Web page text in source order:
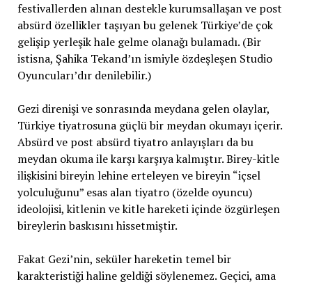
festivallerden alınan destekle kurumsallaşan ve post
absürd özellikler taşıyan bu gelenek Türkiye’de çok
gelişip yerleşik hale gelme olanağı bulamadı. (Bir
istisna, Şahika Tekand’ın ismiyle özdeşleşen Studio
Oyuncuları’dır denilebilir.)
Gezi direnişi ve sonrasında meydana gelen olaylar,
Türkiye tiyatrosuna güçlü bir meydan okumayı içerir.
Absürd ve post absürd tiyatro anlayışları da bu
meydan okuma ile karşı karşıya kalmıştır. Birey-kitle
ilişkisini bireyin lehine erteleyen ve bireyin “içsel
yolculuğunu” esas alan tiyatro (özelde oyuncu)
ideolojisi, kitlenin ve kitle hareketi içinde özgürleşen
bireylerin baskısını hissetmiştir.
Fakat Gezi’nin, seküler hareketin temel bir
karakteristiği haline geldiği söylenemez. Geçici, ama